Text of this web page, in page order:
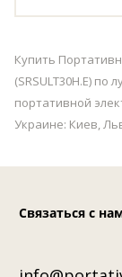
Купить
(SRSULT30H.E)
портативной
Украине: Киев,
Связаться с